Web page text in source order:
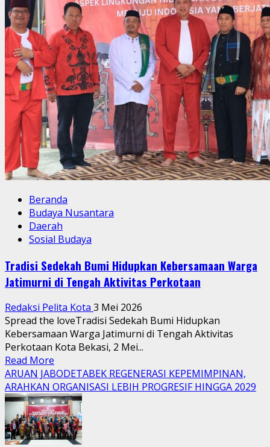
Beranda
Budaya Nusantara
Daerah
Sosial Budaya
Tradisi Sedekah Bumi Hidupkan Kebersamaan Warga
Jatimurni di Tengah Aktivitas Perkotaan
Redaksi Pelita Kota 3 Mei 2026
Spread the loveTradisi Sedekah Bumi Hidupkan
Kebersamaan Warga Jatimurni di Tengah Aktivitas
Perkotaan Kota Bekasi, 2 Mei...
Read More
more
about
Tradisi
Sedekah
Bumi
Hidupkan
ARUAN JABODETABEK REGENERASI KEPEMIMPINAN,
ARAHKAN ORGANISASI LEBIH PROGRESIF HINGGA 2029